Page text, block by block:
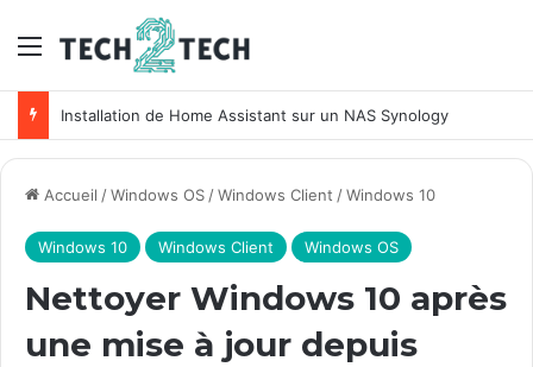
Menu
Installation de Home Assistant sur un NAS Synology
Accueil /Windows OS/Windows Client /Windows 10
Windows 10 Windows Client Windows OS
Nettoyer Windows 10 après
une mise à jour depuis